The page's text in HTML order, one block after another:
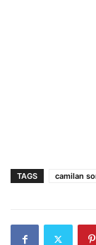
TAGS camilan